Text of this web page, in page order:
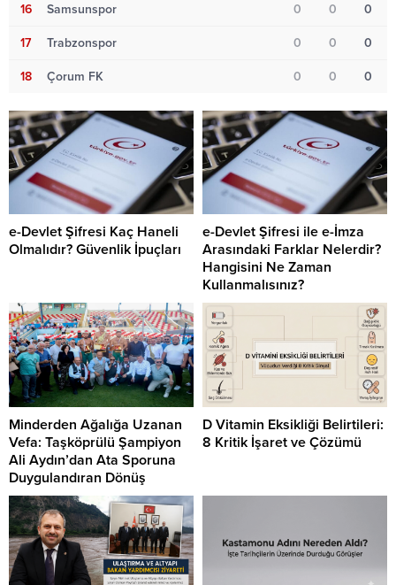
16 Samsunspor 0 0 0
17 Trabzonspor 0 0 0
18 Çorum FK 0 0 0
e-Devlet Şifresi Kaç Haneli
Olmalıdır? Güvenlik İpuçları
e-Devlet Şifresi ile e-İmza
Arasındaki Farklar Nelerdir?
Hangisini Ne Zaman
Kullanmalısınız?
Minderden Ağalığa Uzanan
Vefa: Taşköprülü Şampiyon
Ali Aydın’dan Ata Sporuna
Duygulandıran Dönüş
D Vitamin Eksikliği Belirtileri:
8 Kritik İşaret ve Çözümü